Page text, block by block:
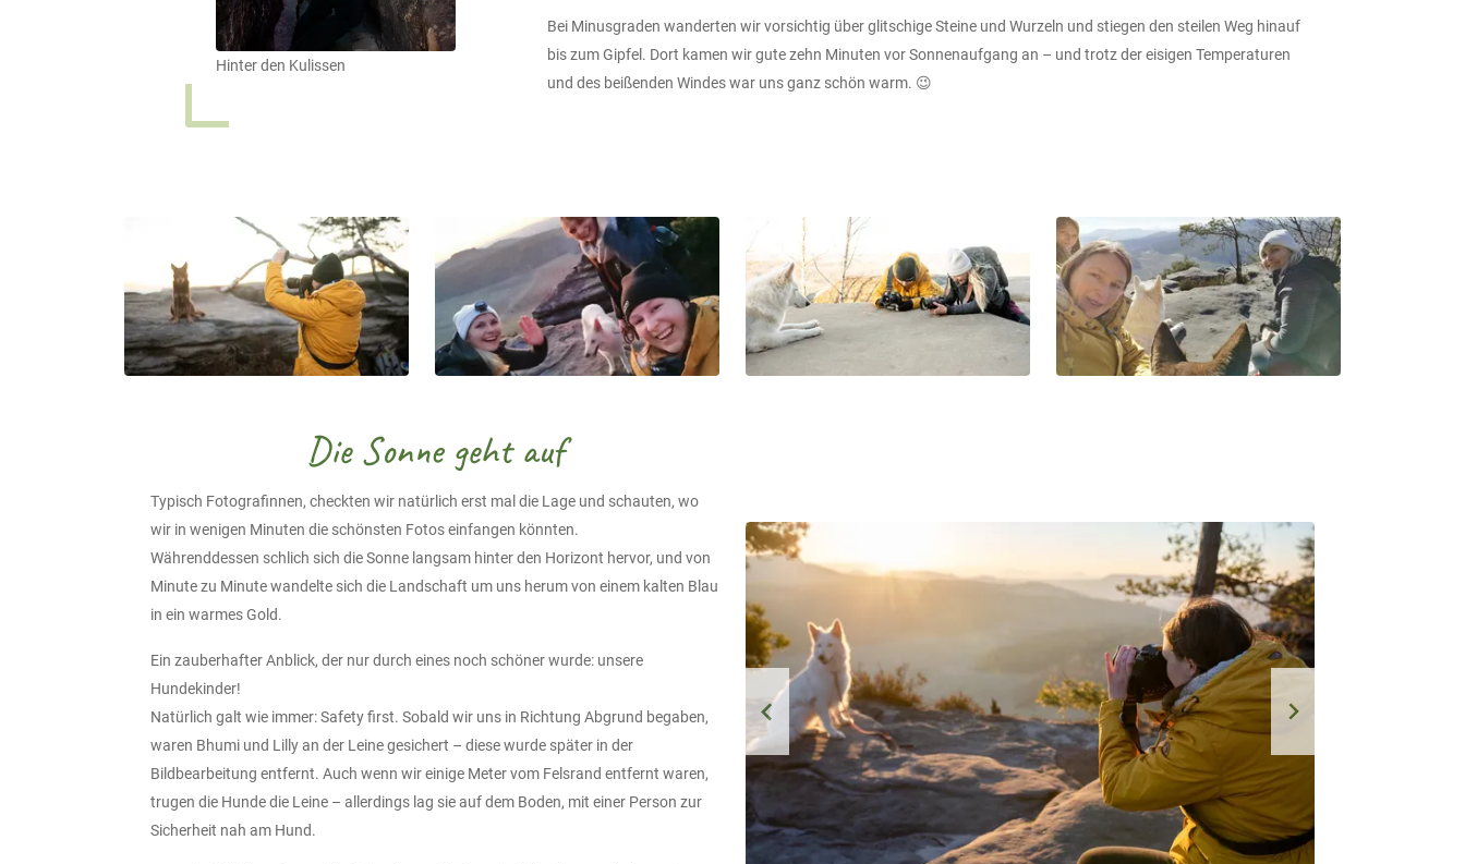
Hinter den Kulissen Hinter den Kulissen Hinter den Kulissen Hinter den Kulissen
Bei Minusgraden wanderten wir vorsichtig über glitschige Steine und Wurzeln und stiegen den steilen Weg hinauf
bis zum Gipfel. Dort kamen wir gute zehn Minuten vor Sonnenaufgang an – und trotz der eisigen Temperaturen
und des beißenden Windes war uns ganz schön warm. 😉
Die Sonne geht auf
Typisch Fotografinnen, checkten wir natürlich erst mal die Lage und schauten, wo
wir in wenigen Minuten die schönsten Fotos einfangen könnten.
Währenddessen schlich sich die Sonne langsam hinter den Horizont hervor, und von
Minute zu Minute wandelte sich die Landschaft um uns herum von einem kalten Blau
in ein warmes Gold.
Ein zauberhafter Anblick, der nur durch eines noch schöner wurde: unsere
Hundekinder!
Natürlich galt wie immer: Safety first. Sobald wir uns in Richtung Abgrund begaben,
waren Bhumi und Lilly an der Leine gesichert – diese wurde später in der
Bildbearbeitung entfernt. Auch wenn wir einige Meter vom Felsrand entfernt waren,
trugen die Hunde die Leine – allerdings lag sie auf dem Boden, mit einer Person zur
Sicherheit nah am Hund.